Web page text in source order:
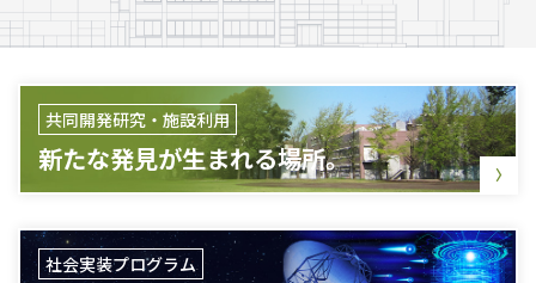
共同開発研究・施設利用
新たな発見が生まれる場所。
社会実装プログラム